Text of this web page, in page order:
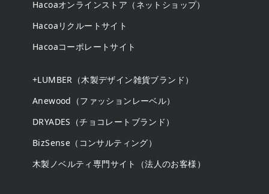
Hacoaオンラインストア（ネットショップ）
Hacoaリクルートサイト
Hacoaコーポレートサイト
+LUMBER（木製デザイン雑貨ブランド）
Anewood（ファッションレーベル）
DRYADES（チョコレートブランド）
BizSense（コンサルティング）
木製ノベルティ専門サイト（法人のお客様）